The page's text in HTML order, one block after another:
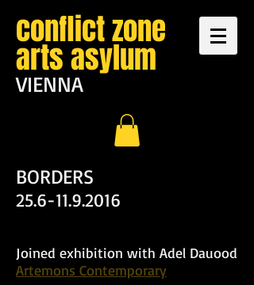
conflict zone
arts asylum
VIENNA
BORDERS
25.6-11.9.2016
Joined exhibition with Adel Dauood
Artemons Contemporary